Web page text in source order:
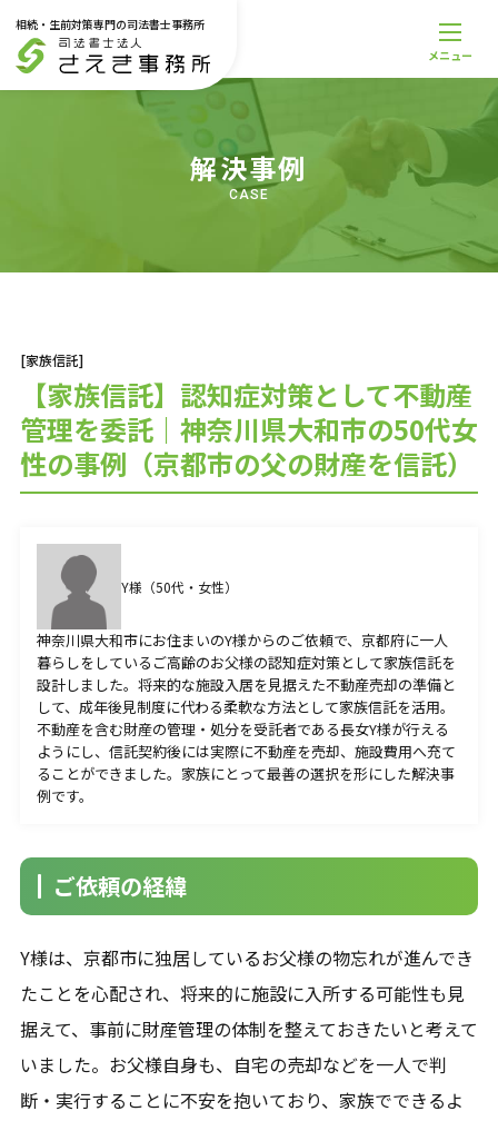
相続・生前対策専門の司法書士事務所
メニュー
解決事例
CASE
[家族信託]
【家族信託】認知症対策として不動産
管理を委託｜神奈川県大和市の50代女
性の事例（京都市の父の財産を信託）
Y様（50代・女性）
神奈川県大和市にお住まいのY様からのご依頼で、京都府に一人
暮らしをしているご高齢のお父様の認知症対策として家族信託を
設計しました。将来的な施設入居を見据えた不動産売却の準備と
して、成年後見制度に代わる柔軟な方法として家族信託を活用。
不動産を含む財産の管理・処分を受託者である長女Y様が行える
ようにし、信託契約後には実際に不動産を売却、施設費用へ充て
ることができました。家族にとって最善の選択を形にした解決事
例です。
ご依頼の経緯
Y様は、京都市に独居しているお父様の物忘れが進んでき
たことを心配され、将来的に施設に入所する可能性も見
据えて、事前に財産管理の体制を整えておきたいと考えて
いました。お父様自身も、自宅の売却などを一人で判
断・実行することに不安を抱いており、家族でできるよ
メニュー
トップページ
サービス一覧
相続登記・不動産名義変更
遺産丸ごと相続
相続放棄
遺言書
家族信託
著書
不動産を受け継いだら「相続登記」を急ぎなさい
生前対策が全然わかっていない親子ですが、 家族
信託って結局どうすればいいのか教えてください！
無料相談のご予約はこちらの連絡先から受け付けており
お気軽にご連絡いただけますと幸いです。